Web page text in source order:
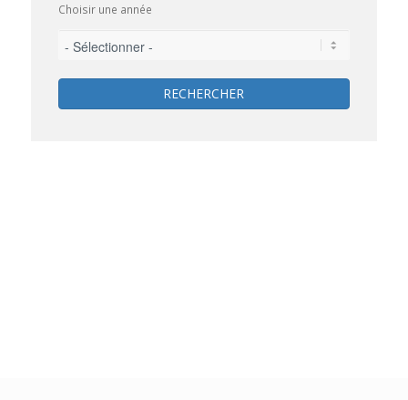
Choisir une année
RECHERCHER